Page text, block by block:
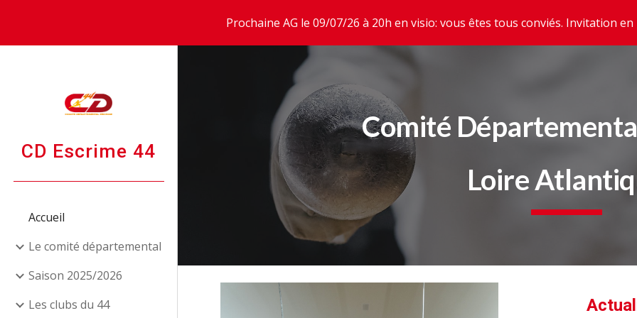
Skip to main content Skip to
Prochaine AG le 09/07/26 à 20h en visio: vous êtes tous conviés. Invitation en
CD Escrime 44
Accueil
Le comité départemental
Saison 2025/2026
Les clubs du 44
Comité
Loire